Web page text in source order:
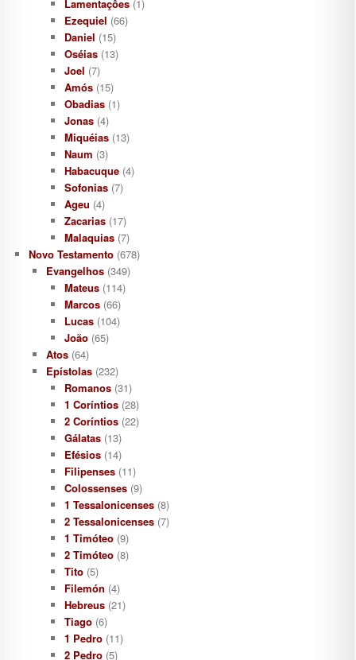
Lamentaçôes(1)
Ezequiel (66)
Daniel (15)
Oséias(13)
Joel (7)
Amós(15)
Obadias(1)
Jonas(4)
Miquéias(13)
Naum (3)
Habacuque(4)
Sofonias(7)
Ageu (4)
Zacarias(17)
Malaquias(7)
Novo Testamento(678)
Evangelhos (349)
Mateus(114)
Marcos(66)
Lucas(104)
João(65)
Atos (64)
Epístolas (232)
Romanos(31)
1 Coríntios(28)
2 Coríntios(22)
Gálatas(13)
Efésios(14)
Filipenses(11)
Colossenses(9)
1 Tessalonicenses(8)
2 Tessalonicenses(7)
1 Timóteo(9)
2 Timóteo(8)
Tito(5)
Filemón (4)
Hebreus(21)
Tiago(6)
1 Pedro(11)
2 Pedro(5)